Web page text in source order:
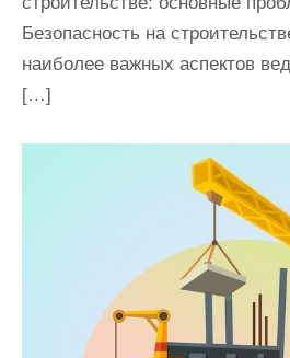
Безопасность на
наиболее важных аспектов
[…]